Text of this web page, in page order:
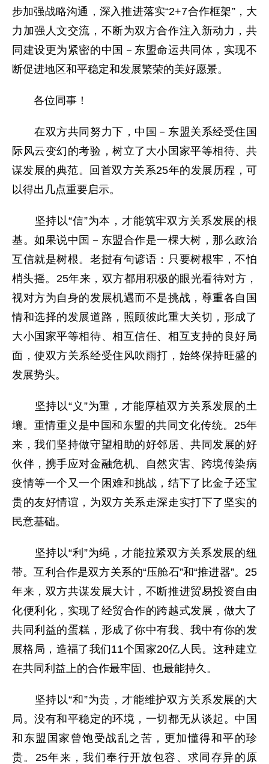
步加强战略沟通，深入推进落实“2+7合作框架”，大
力加强人文交流，不断为双方合作注入新动力，共
同建设更为紧密的中国－东盟命运共同体，实现不
断促进地区和平稳定和发展繁荣的美好愿景。
各位同事！
在双方共同努力下，中国－东盟关系经受住国
际风云变幻的考验，树立了大小国家平等相待、共
谋发展的典范。回首双方关系25年的发展历程，可
以得出几点重要启示。
坚持以“信”为本，才能筑牢双方关系发展的根
基。如果说中国－东盟合作是一棵大树，那么政治
互信就是树根。老挝有句谚语：只要树根牢，不怕
梢头摇。25年来，双方都用积极的眼光看待对方，
视对方为自身的发展机遇而不是挑战，尊重各自国
情和选择的发展道路，照顾彼此重大关切，形成了
大小国家平等相待、相互信任、相互支持的良好局
面，使双方关系经受住风吹雨打，始终保持旺盛的
发展势头。
坚持以“义”为重，才能厚植双方关系发展的土
壤。重情重义是中国和东盟的共同文化传统。25年
来，我们坚持做守望相助的好邻居、共同发展的好
伙伴，携手应对金融危机、自然灾害、跨境传染病
疫情等一个又一个困难和挑战，结下了比金子还宝
贵的友好情谊，为双方关系走深走实打下了坚实的
民意基础。
坚持以“利”为绳，才能拉紧双方关系发展的纽
带。互利合作是双方关系的“压舱石”和“推进器”。25
年来，双方共谋发展大计，不断推进贸易投资自由
化便利化，实现了经贸合作的跨越式发展，做大了
共同利益的蛋糕，形成了你中有我、我中有你的发
展格局，造福了我们11个国家20亿人民。这种建立
在共同利益上的合作最牢固、也最能持久。
坚持以“和”为贵，才能维护双方关系发展的大
局。没有和平稳定的环境，一切都无从谈起。中国
和东盟国家曾饱受战乱之苦，更加懂得和平的珍
贵。25年来，我们奉行开放包容、求同存异的原